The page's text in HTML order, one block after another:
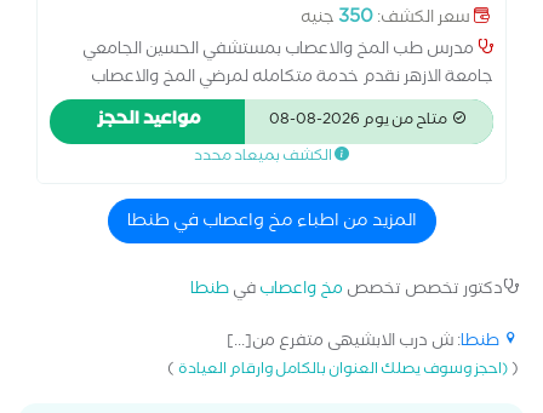
سعر الكشف:350 جنيه
مدرس طب المخ والاعصاب بمستشفي الحسين الجامعي
جامعة الازهر نقدم خدمة متكامله لمرضي المخ والاعصاب
والطب النفسي( كشف رسم عصب رسم مخ سونار حقن
الاعصاب وحدة تخاطب ومقاييس نفسيه وعلاج نفسي )
نتشرف بخدمتكم ونتمني للجميع الشفاء العاجل
متاح من يوم 2026-08-08 مواعيد الحجز
الكشف بميعاد محدد
المزيد من اطباء مخ واعصاب في طنطا
دكتور تخصص تخصص مخ واعصابفيطنطا
طنطا: ش درب الابشيهى متفرع من[...]
((احجز وسوف يصلك العنوان بالكامل وارقام العيادة)